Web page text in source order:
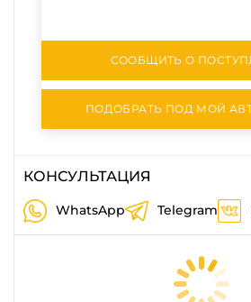
СООБЩИТЬ О
ПОДОБРАТЬ ПОД МОЙ
КОНСУЛЬТАЦИЯ
WhatsApp Telegram